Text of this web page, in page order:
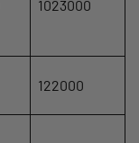
1023000
122000